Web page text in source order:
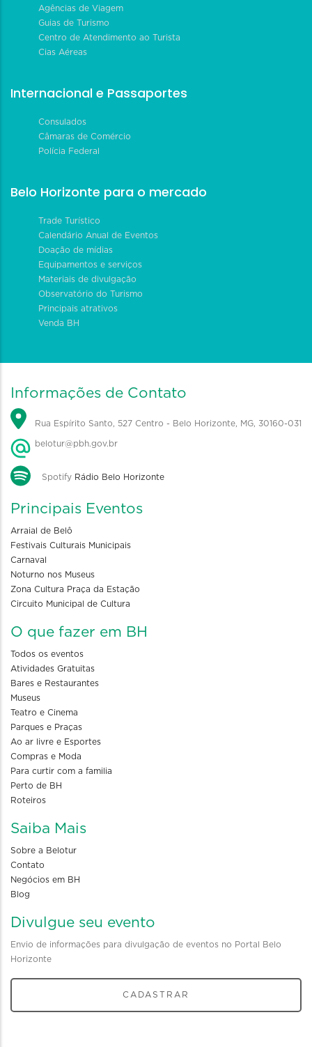
Agências de Viagem
Guias de Turismo
Centro de Atendimento ao Turista
Cias Aéreas
Internacional e Passaportes
Consulados
Câmaras de Comércio
Polícia Federal
Belo Horizonte para o mercado
Trade Turístico
Calendário Anual de Eventos
Doação de mídias
Equipamentos e serviços
Materiais de divulgação
Observatório do Turismo
Principais atrativos
Venda BH
Informações de Contato
Rua Espírito Santo, 527 Centro - Belo Horizonte, MG, 30160-031
belotur@pbh.gov.br
Spotify Rádio Belo Horizonte
Principais Eventos
Arraial de Belô
Festivais Culturais Municipais
Carnaval
Noturno nos Museus
Zona Cultura Praça da Estação
Circuito Municipal de Cultura
O que fazer em BH
Todos os eventos
Atividades Gratuitas
Bares e Restaurantes
Museus
Teatro e Cinema
Parques e Praças
Ao ar livre e Esportes
Compras e Moda
Para curtir com a familia
Perto de BH
Roteiros
Saiba Mais
Sobre a Belotur
Contato
Negócios em BH
Blog
Divulgue seu evento
Envio de informações para divulgação de eventos no Portal Belo
Horizonte
CADASTRAR